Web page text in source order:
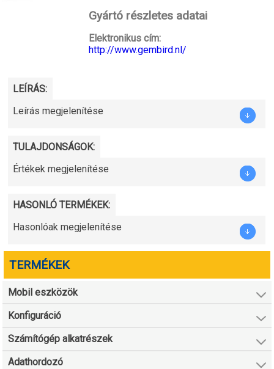
Gyártó részletes adatai
Elektronikus cím:
http://www.gembird.nl/
LEÍRÁS:
Leírás megjelenítése
TULAJDONSÁGOK:
Értékek megjelenítése
HASONLÓ TERMÉKEK:
Hasonlóak megjelenítése
TERMÉKEK
Mobil eszközök
Konfiguráció
Számítógép alkatrészek
Adathordozó